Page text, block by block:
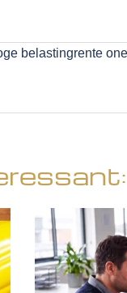
belastingrente